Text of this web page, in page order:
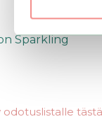
Sparkling
odotuslistalle tästä